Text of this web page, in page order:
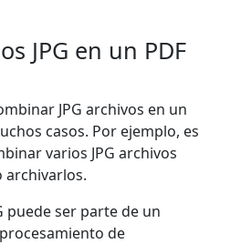
JPG en un PDF
JPG archivos en un
casos. Por ejemplo, es
varios JPG archivos
archivarlos.
puede ser parte de un
de